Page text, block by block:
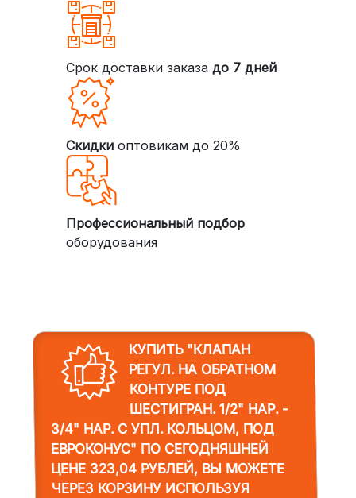
Срок доставки заказа до 7 дней
Скидкиоптовикам до 20%
Профессиональный подбор
оборудования
КУПИТЬ "КЛАПАН
РЕГУЛ. НА ОБРАТНОМ
КОНТУРЕ ПОД
ШЕСТИГРАН. 1/2" НАР. -
3/4" НАР. С УПЛ. КОЛЬЦОМ, ПОД
ЕВРОКОНУС" ПО СЕГОДНЯШНЕЙ
ЦЕНЕ 323,04 РУБЛЕЙ, ВЫ МОЖЕТЕ
ЧЕРЕЗ КОРЗИНУ ИСПОЛЬЗУЯ